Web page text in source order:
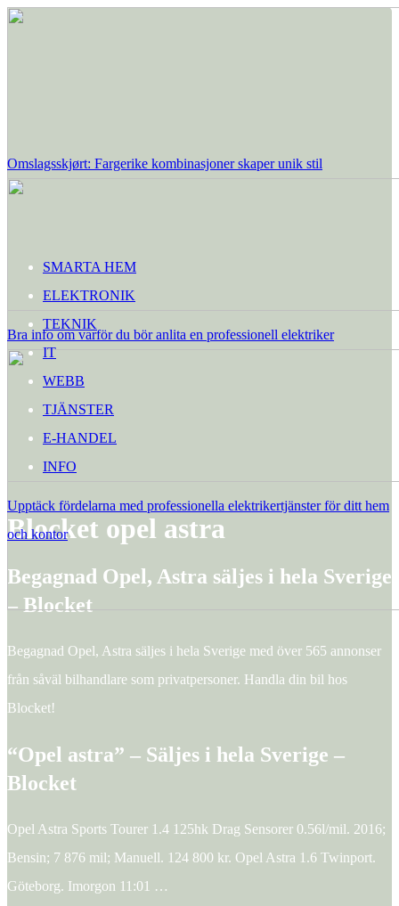
Omslagsskjørt: Fargerike kombinasjoner skaper unik stil
Bra info om varför du bör anlita en professionell elektriker
Upptäck fördelarna med professionella elektrikertjänster för ditt hem
och kontor
SMARTA HEM
ELEKTRONIK
TEKNIK
IT
WEBB
TJÄNSTER
E-HANDEL
INFO
Blocket opel astra
Begagnad Opel, Astra säljes i hela Sverige
– Blocket
Begagnad Opel, Astra säljes i hela Sverige med över 565 annonser
från såväl bilhandlare som privatpersoner. Handla din bil hos
Blocket!
“Opel astra” – Säljes i hela Sverige –
Blocket
Opel Astra Sports Tourer 1.4 125hk Drag Sensorer 0.56l/mil. 2016;
Bensin; 7 876 mil; Manuell. 124 800 kr. Opel Astra 1.6 Twinport.
Göteborg. Imorgon 11:01 …